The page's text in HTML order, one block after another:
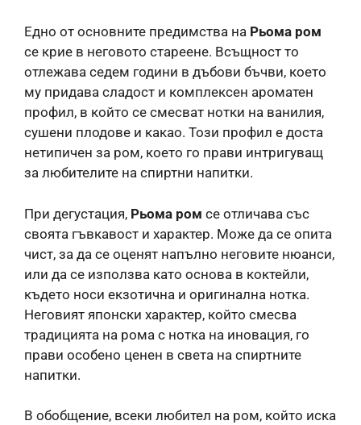
Едно от основните предимства на Рьома ром
се крие в неговото стареене. Всъщност то
отлежава седем години в дъбови бъчви, което
му придава сладост и комплексен ароматен
профил, в който се смесват нотки на ванилия,
сушени плодове и какао. Този профил е доста
нетипичен за ром, което го прави интригуващ
за любителите на спиртни напитки.
При дегустация, Рьома ром се отличава със
своята гъвкавост и характер. Може да се опита
чист, за да се оценят напълно неговите нюанси,
или да се използва като основа в коктейли,
където носи екзотична и оригинална нотка.
Неговият японски характер, който смесва
традицията на рома с нотка на иновация, го
прави особено ценен в света на спиртните
напитки.
В обобщение, всеки любител на ром, който иска